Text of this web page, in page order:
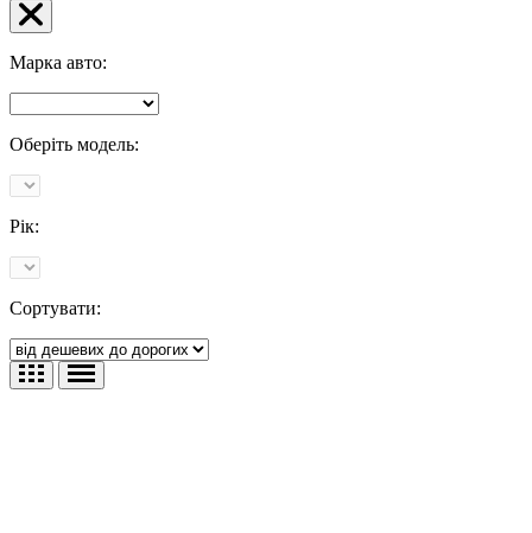
Марка авто:
Оберіть модель:
Рік:
Сортувати: